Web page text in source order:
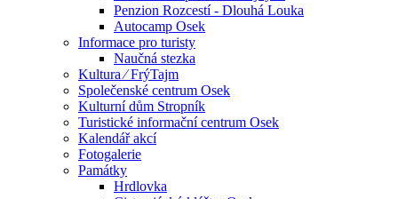
Penzion Rozcestí - Dlouhá Louka
Autocamp Osek
Informace pro turisty
Naučná stezka
Kultura ⁄ FrýTajm
Společenské centrum Osek
Kulturní dům Stropník
Turistické informační centrum Osek
Kalendář akcí
Fotogalerie
Památky
Hrdlovka